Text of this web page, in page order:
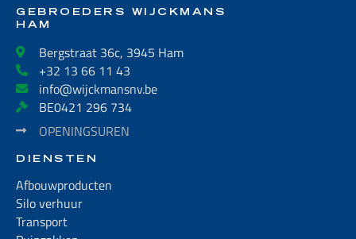
GEBROEDERS WIJCKMANS
HAM
Bergstraat 36c, 3945 Ham
+32 13 66 11 43
info@wijckmansnv.be
BE0421 296 734
OPENINGSUREN
DIENSTEN
Afbouwproducten
Silo verhuur
Transport